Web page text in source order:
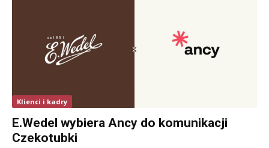
Klienci i kadry
E.Wedel wybiera Ancy do komunikacji
Czekotubki